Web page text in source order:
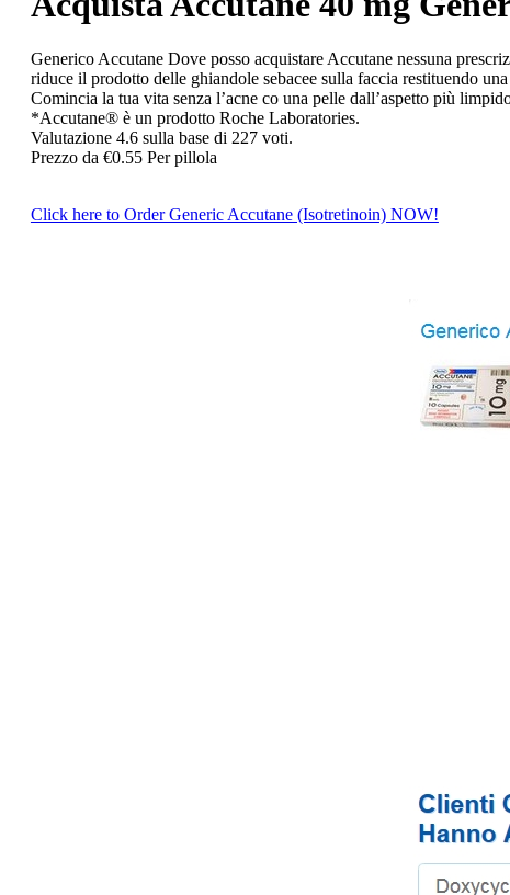
Generico Accutane Dove posso acquistare Accutane nessuna
riduce il prodotto delle ghiandole sebacee sulla faccia restituendo
Comincia la tua vita senza l’acne co una pelle dall’aspetto più
*Accutane® è un prodotto Roche Laboratories.
Valutazione 4.6sulla base di 227voti.
Prezzo da €0.55Per pillola
Click here to Order Generic Accutane (Isotretinoin) NOW!